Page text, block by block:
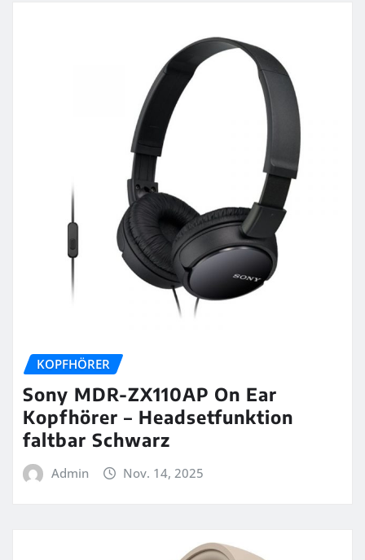
KOPFHÖRER
Sony MDR-ZX110AP On Ear
Kopfhörer – Headsetfunktion
faltbar Schwarz
Admin Nov. 14, 2025